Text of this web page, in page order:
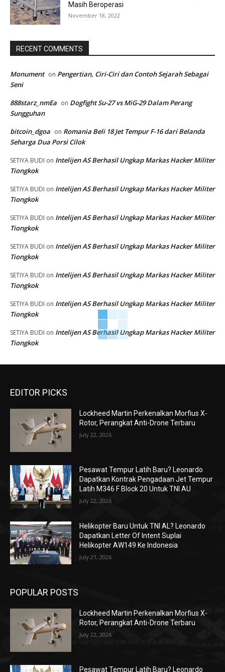
Masih Beroperasi
November 18, 2022
RECENT COMMENTS
Monument on Pengertian, Ciri-Ciri dan Contoh Sejarah Sebagai
Seni
888starz_nmEa on Dogfight Su-27 vs MiG-29 Dalam Perang
Sungguhan
bitcoin_dgoa on Romania Beli 18 Jet Tempur F-16 dari Belanda
Seharga Dua Porsi Cilok
SETIYA BUDI on Intelijen AS Berhasil Ungkap Markas Hacker Militer
Tiongkok
SETIYA BUDI on Intelijen AS Berhasil Ungkap Markas Hacker Militer
Tiongkok
SETIYA BUDI on Intelijen AS Berhasil Ungkap Markas Hacker Militer
Tiongkok
SETIYA BUDI on Intelijen AS Berhasil Ungkap Markas Hacker Militer
Tiongkok
SETIYA BUDI on Intelijen AS Berhasil Ungkap Markas Hacker Militer
Tiongkok
SETIYA BUDI on Intelijen AS Berhasil Ungkap Markas Hacker Militer
Tiongkok
SETIYA BUDI on Intelijen AS Berhasil Ungkap Markas Hacker Militer
Tiongkok
EDITOR PICKS
Lockheed Martin Perkenalkan Morfius X-
Rotor, Perangkat Anti-Drone Terbaru
July 22, 2026
Pesawat Tempur Latih Baru? Leonardo
Dapatkan Kontrak Pengadaan Jet Tempur
Latih M346 F Block 20 Untuk TNI AU
July 22, 2026
Helikopter Baru Untuk TNI AL? Leonardo
Dapatkan Letter Of Intent Suplai
Helikopter AW149 Ke Indonesia
July 21, 2026
POPULAR POSTS
Lockheed Martin Perkenalkan Morfius X-
Rotor, Perangkat Anti-Drone Terbaru
July 22, 2026
Pesawat Tempur Latih Baru? Leonardo